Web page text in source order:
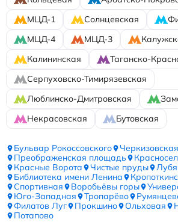
МЦД-1
Солнцевская
МЦД-4
МЦД-3
Калининская
Таганско-
Серпуховско-Тимирязевская
Люблинско-Дмитровская
Некрасовская
Бутовская
Бульвар Рокоссовского
Черкизовская
Преображенская площадь
Красные Ворота
Чистые пруды
Библиотека имени Ленина
Спортивная
Воробьёвы горы
Юго-Западная
Тропарёво
Филатов Луг
Прокшино Ольховая
Потапово